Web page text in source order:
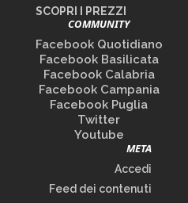
SCOPRI I PREZZI
COMMUNITY
Facebook Quotidiano
Facebook Basilicata
Facebook Calabria
Facebook Campania
Facebook Puglia
Twitter
Youtube
META
Accedi
Feed dei contenuti